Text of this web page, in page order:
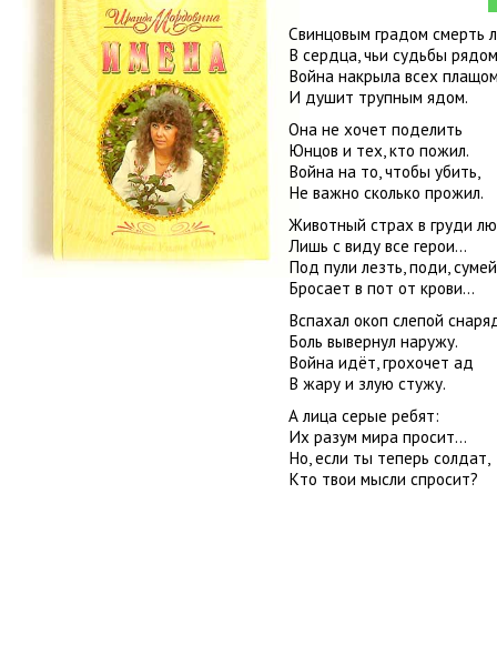
Свинцовым градом смерть
В сердца, чьи судьбы
Война накрыла всех
И душит трупным ядом.
Она не хочет поделить
Юнцов и тех, кто пожил.
Война на то, чтобы убить,
Не важно сколько прожил.
Животный страх в груди
Лишь с виду все герои...
Под пули лезть, поди,
Бросает в пот от крови…
Вспахал окоп слепой
Боль вывернул наружу.
Война идёт, грохочет ад
В жару и злую стужу.
А лица серые ребят:
Их разум мира просит…
Но, если ты теперь солдат,
Кто твои мысли спросит?